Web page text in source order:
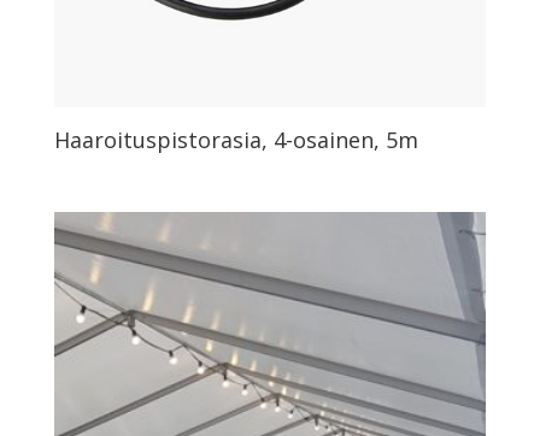
Haaroituspistorasia, 4-osainen, 5m